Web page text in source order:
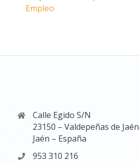
Empleo
Calle Egido S/N
23150 – Valdepeñas de Jaén
Jaén – España
953 310 216